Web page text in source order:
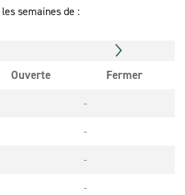
semaines de :
Ouverte
Fermer
-
-
-
-